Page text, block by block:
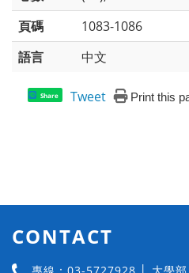
頁碼
1083-1086
語言
中文
Share Tweet Print this
CONTACT